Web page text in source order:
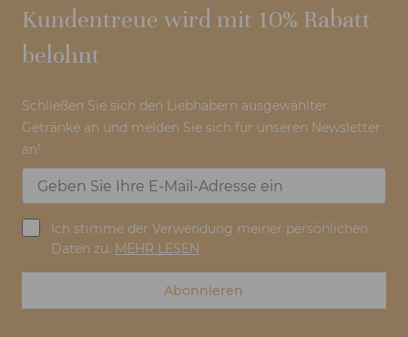
Kundentreue wird mit 10% Rabatt
belohnt
Schließen Sie sich den Liebhabern ausgewählter
Getränke an und melden Sie sich für unseren Newsletter
an!
Ich stimme der Verwendung meiner persönlichen
Daten zu. MEHR LESEN
Abonnieren